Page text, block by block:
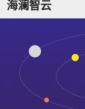
海澜智云